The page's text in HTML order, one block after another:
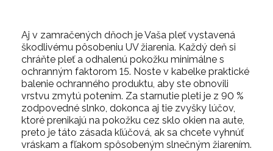
Aj v zamračených dňoch je Vaša pleť vystavená
škodlivému pôsobeniu UV žiarenia. Každý deň si
chráňte pleť a odhalenú pokožku minimálne s
ochranným faktorom 15. Noste v kabelke praktické
balenie ochranného produktu, aby ste obnovili
vrstvu zmytú potením. Za starnutie pleti je z 90 %
zodpovedné slnko, dokonca aj tie zvyšky lúčov,
ktoré prenikajú na pokožku cez sklo okien na aute,
preto je táto zásada kľúčová, ak sa chcete vyhnúť
vráskam a fľakom spôsobeným slnečným žiarením.